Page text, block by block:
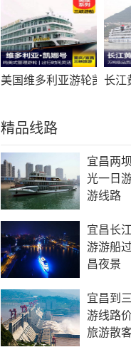
美国维多利亚游轮凯娜长江
精品线路
宜昌两
光一日
游线路
宜昌长
游游船
昌夜景
宜昌到
游线路
旅游散